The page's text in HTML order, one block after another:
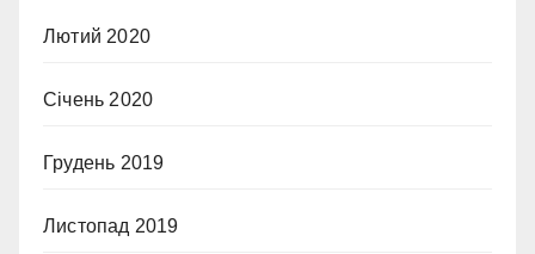
Лютий 2020
Січень 2020
Грудень 2019
Листопад 2019